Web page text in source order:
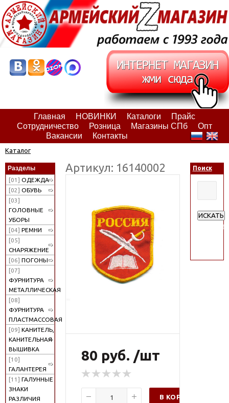
Главная НОВИНКИ Каталоги
Прайс
Сотрудничество
Розница Магазины СПб
Опт
Вакансии
Контакты
Каталог
Разделы
[01] ОДЕЖДА
[02] ОБУВЬ
[03]
ГОЛОВНЫЕ
УБОРЫ
[04] РЕМНИ
[05]
СНАРЯЖЕНИЕ
[06] ПОГОНЫ
[07]
ФУРНИТУРА
МЕТАЛЛИЧЕСКАЯ
[08]
ФУРНИТУРА
ПЛАСТМАССОВАЯ
[09] КАНИТЕЛЬ,
КАНИТЕЛЬНАЯ
ВЫШИВКА
[10]
ГАЛАНТЕРЕЯ
[11] ГАЛУННЫЕ
ЗНАКИ
РАЗЛИЧИЯ
Артикул: 16140002
80 руб. /шт
В КОРЗИНУ
Поиск
ИСКАТЬ